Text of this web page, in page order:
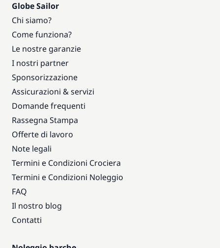
Globe Sailor
Chi siamo?
Come funziona?
Le nostre garanzie
I nostri partner
Sponsorizzazione
Assicurazioni & servizi
Domande frequenti
Rassegna Stampa
Offerte di lavoro
Note legali
Termini e Condizioni Crociera
Termini e Condizioni Noleggio
FAQ
Il nostro blog
Contatti